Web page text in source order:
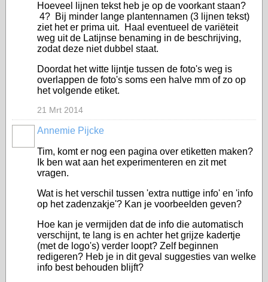
Hoeveel lijnen tekst heb je op de voorkant staan?
4? Bij minder lange plantennamen (3 lijnen tekst)
ziet het er prima uit. Haal eventueel de variëteit
weg uit de Latijnse benaming in de beschrijving,
zodat deze niet dubbel staat.
Doordat het witte lijntje tussen de foto's weg is
overlappen de foto's soms een halve mm of zo op
het volgende etiket.
21 Mrt 2014
Annemie Pijcke
Tim, komt er nog een pagina over etiketten maken?
Ik ben wat aan het experimenteren en zit met
vragen.
Wat is het verschil tussen 'extra nuttige info' en 'info
op het zadenzakje'? Kan je voorbeelden geven?
Hoe kan je vermijden dat de info die automatisch
verschijnt, te lang is en achter het grijze kadertje
(met de logo's) verder loopt? Zelf beginnen
redigeren? Heb je in dit geval suggesties van welke
info best behouden blijft?